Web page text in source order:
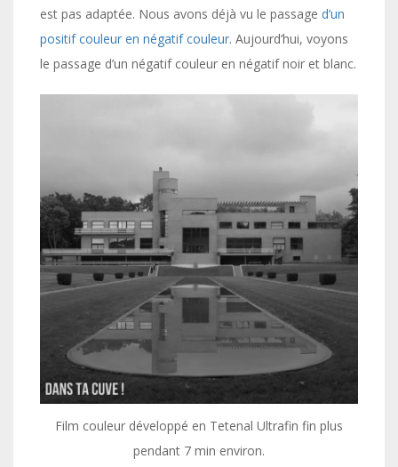
est pas adaptée. Nous avons déjà vu le passage d’un
positif couleur en négatif couleur. Aujourd’hui, voyons
le passage d’un négatif couleur en négatif noir et blanc.
Film couleur développé en Tetenal Ultrafin fin plus
pendant 7 min environ.